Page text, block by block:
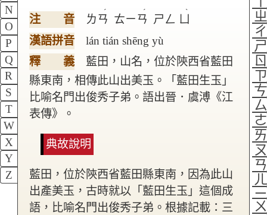
N
O
P
Q
R
S
T
W
X
Y
Z
注 音 ㄌㄢ
ˊ
ㄊㄧㄢ
ˊ
ㄕㄥ ㄩ
ˋ
漢語拼音
lán tián shēng yù
釋 義
藍田，山名，位於陝西省藍田
縣東南，相傳此山出美玉。「藍田生玉」
比喻名門出俊秀子弟。語出晉．虞溥《江
表傳》。
典故說明
藍田，位於陝西省藍田縣東南，因為此山
出產美玉，古時就以「藍田生玉」這個成
語，比喻名門出俊秀子弟。根據記載：三